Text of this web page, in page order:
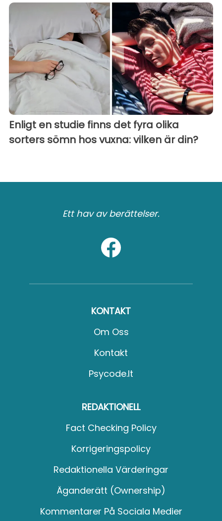
Enligt en studie finns det fyra olika
sorters sömn hos vuxna: vilken är din?
Ett hav av berättelser.
KONTAKT
Om Oss
Kontakt
Psycode.it
REDAKTIONELL
Fact Checking Policy
Korrigeringspolicy
Redaktionella Värderingar
Äganderätt (Ownership)
Kommentarer På Sociala Medier